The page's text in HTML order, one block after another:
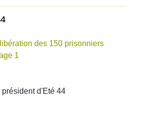
président d'Eté 44